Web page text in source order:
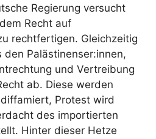
Regierung versucht
Recht auf
rechtfertigen. Gleichzeitig
den Palästinenser:innen,
und Vertreibung
ab. Diese werden
Protest wird
des importierten
Hinter dieser Hetze